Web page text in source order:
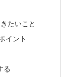
たいこと
イント
る